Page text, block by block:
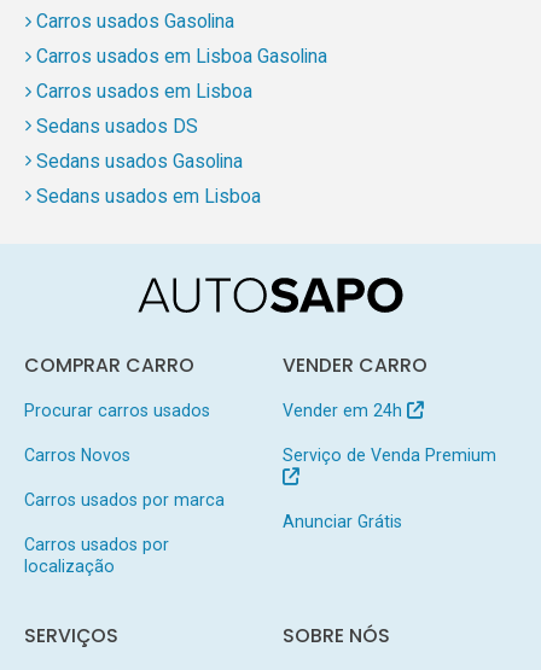
Carros usados Gasolina
Carros usados em Lisboa Gasolina
Carros usados em Lisboa
Sedans usados DS
Sedans usados Gasolina
Sedans usados em Lisboa
COMPRAR CARRO
Procurar carros usados
Carros Novos
Carros usados por marca
Carros usados por
localização
VENDER CARRO
Vender em 24h
Serviço de Venda Premium
Anunciar Grátis
SERVIÇOS SOBRE NÓS